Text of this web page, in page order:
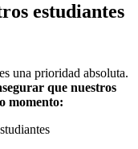
estudiantes
una prioridad absoluta.
que nuestros
momento: